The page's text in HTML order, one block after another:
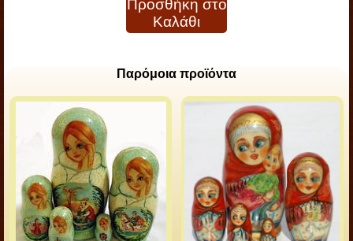
Προσθήκη στο
Καλάθι
Παρόμοια προϊόντα